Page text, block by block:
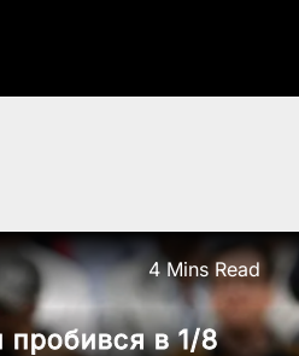
4 Mins Read
пробився в 1/8